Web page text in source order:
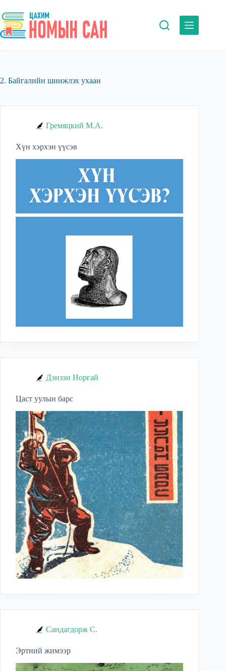
to
content
2. Байгалийн шинжлэх ухаан
Гремяцкий М.А.
Хүн хэрхэн үүсэв
Дэнзэн Норгай
Цаст уулын барс
Сандагдорж С.
Эртний жимээр